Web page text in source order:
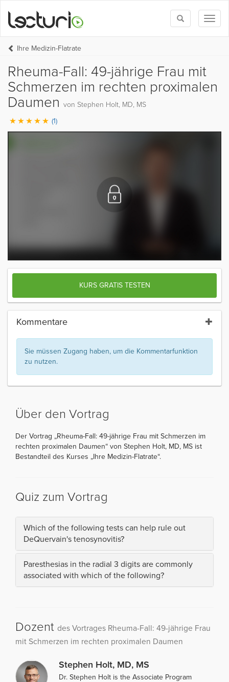
Toggle
search
Ihre Medizin-Flatrate
Rheuma-Fall: 49-jährige Frau mit
Schmerzen im rechten proximalen
Daumen von Stephen Holt, MD, MS
(1)
KURS GRATIS TESTEN
Kommentare
Sie müssen Zugang haben, um die Kommentarfunktion
zu nutzen.
Über den Vortrag
Der Vortrag „Rheuma-Fall: 49-jährige Frau mit Schmerzen im
rechten proximalen Daumen“ von Stephen Holt, MD, MS ist
Bestandteil des Kurses „Ihre Medizin-Flatrate“.
Quiz zum Vortrag
Which of the following tests can help rule out
DeQuervain's tenosynovitis?
Paresthesias in the radial 3 digits are commonly
associated with which of the following?
Dozent des Vortrages Rheuma-Fall: 49-jährige Frau
mit Schmerzen im rechten proximalen Daumen
Stephen Holt, MD, MS
Dr. Stephen Holt is the Associate Program